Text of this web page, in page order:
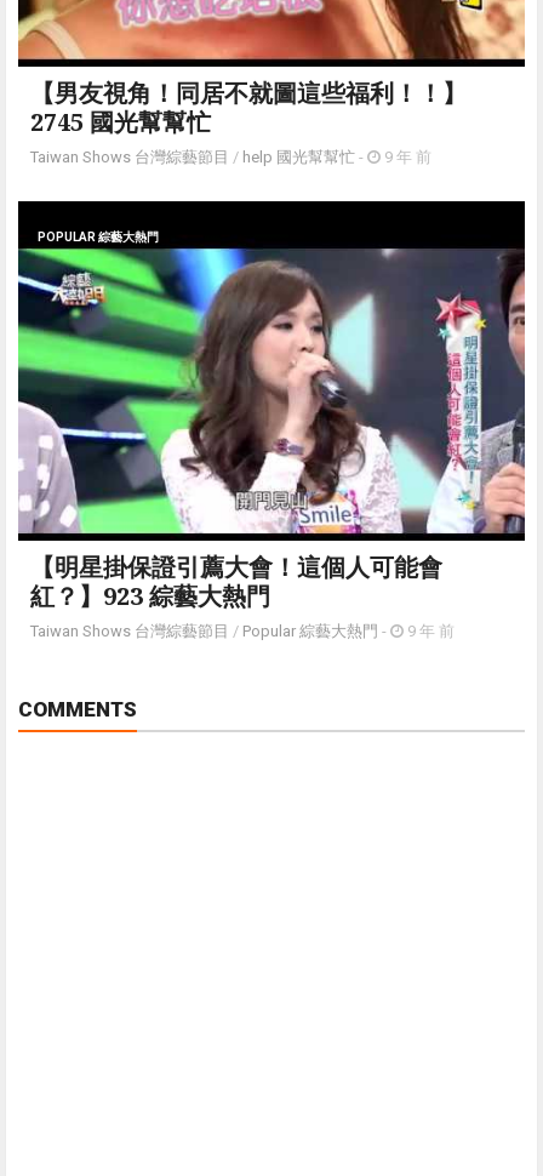
【男友視角！同居不就圖這些福利！！】
2745 國光幫幫忙
Taiwan Shows 台灣綜藝節目 / help 國光幫幫忙 - 9 年 前
POPULAR 綜藝大熱門
【明星掛保證引薦大會！這個人可能會
紅？】923 綜藝大熱門
Taiwan Shows 台灣綜藝節目 / Popular 綜藝大熱門 - 9 年 前
COMMENTS